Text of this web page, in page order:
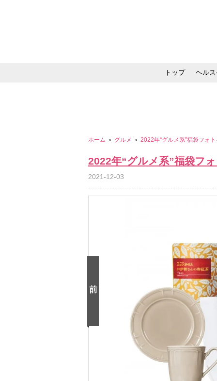
トップ ヘル
ホーム ＞ グルメ ＞ 2022年“グルメ系”福袋フォ
2022年“グルメ系”福袋フ
2021-12-03